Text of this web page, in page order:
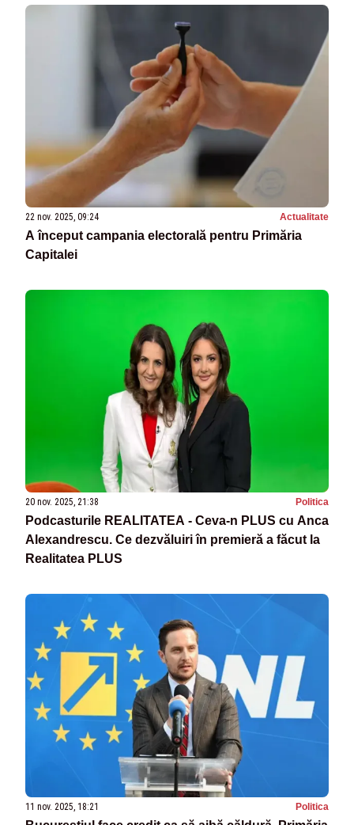
22 nov. 2025, 09:24 Actualitate
A început campania electorală pentru Primăria
Capitalei
20 nov. 2025, 21:38 Politica
Podcasturile REALITATEA - Ceva-n PLUS cu Anca
Alexandrescu. Ce dezvăluiri în premieră a făcut la
Realitatea PLUS
11 nov. 2025, 18:21 Politica